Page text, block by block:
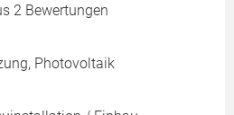
2 Bewertungen
Photovoltaik